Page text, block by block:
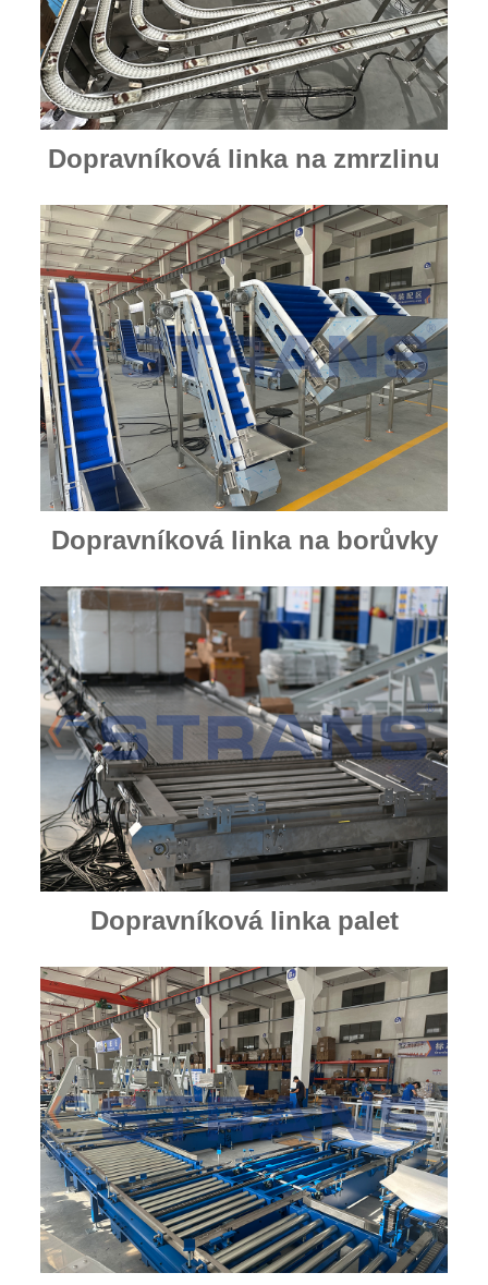
Dopravníková linka na zmrzlinu
Dopravníková linka na borůvky
Dopravníková linka palet